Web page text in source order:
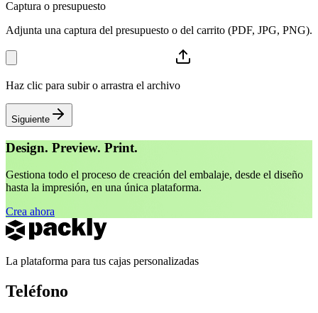
Captura o presupuesto
Adjunta una captura del presupuesto o del carrito (PDF, JPG, PNG).
Haz clic para subir o arrastra el archivo
Siguiente
Design. Preview. Print.
Gestiona todo el proceso de creación del embalaje, desde el diseño
hasta la impresión, en una única plataforma.
Crea ahora
La plataforma para tus cajas personalizadas
Teléfono